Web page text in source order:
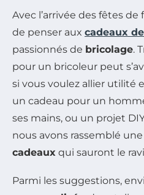
Avec l’arrivée des fêtes
de penser aux cadeaux de
passionnés de bricolage.
pour un bricoleur peut
si vous voulez allier utilité
un cadeau pour un
ses mains, ou un projet
nous avons rassemblé
cadeaux qui sauront le
Parmi les suggestions,